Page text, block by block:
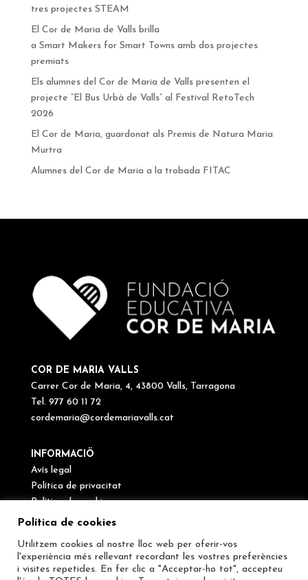
tres projectes STEAM
El Cor de Maria de Valls brilla
a Smart Makers for Smart Towns amb dos projectes
premiats
Els alumnes del Cor de Maria de Valls presenten el
projecte “El Bus Urbà de Valls” al Festival RetoTech
2026
El Cor de Maria, guardonat als Premis de Natura Maria
Murtra
Alumnes del Cor de Maria a la trobada FITAC
COR DE MARIA VALLS
Carrer Cor de Maria, 4, 43800 Valls, Tarragona
Tel. 977 60 11 72
cordemaria@cordemariavalls.cat
INFORMACIÖ
Avís legal
Política de privacitat
Política de cookies
Canal de denúncies
SEGUEIX-NOS
Política de cookies
Utilitzem cookies al nostre lloc web per oferir-vos
l'experiència més rellevant recordant les vostres preferències
i visites repetides. En fer clic a "Acceptar-ho tot", accepteu